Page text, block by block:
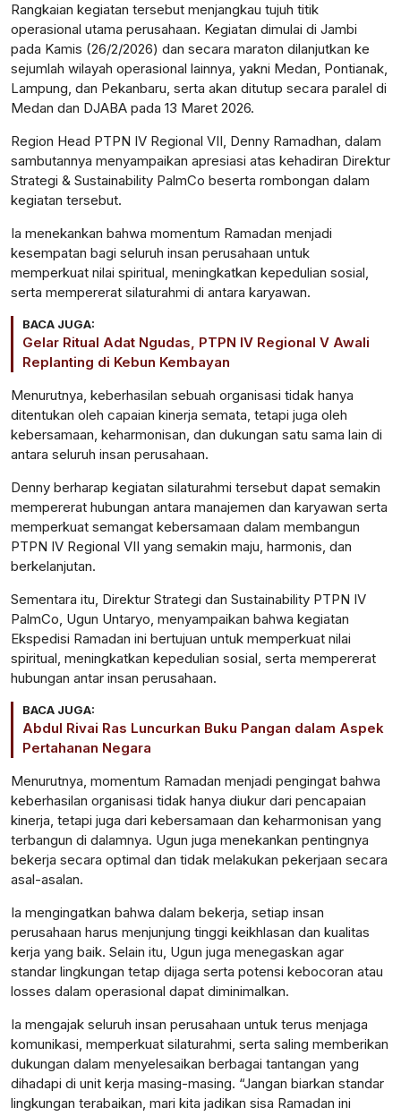
Rangkaian kegiatan tersebut menjangkau tujuh titik
operasional utama perusahaan. Kegiatan dimulai di Jambi
pada Kamis (26/2/2026) dan secara maraton dilanjutkan ke
sejumlah wilayah operasional lainnya, yakni Medan, Pontianak,
Lampung, dan Pekanbaru, serta akan ditutup secara paralel di
Medan dan DJABA pada 13 Maret 2026.
Region Head PTPN IV Regional VII, Denny Ramadhan, dalam
sambutannya menyampaikan apresiasi atas kehadiran Direktur
Strategi & Sustainability PalmCo beserta rombongan dalam
kegiatan tersebut.
Ia menekankan bahwa momentum Ramadan menjadi
kesempatan bagi seluruh insan perusahaan untuk
memperkuat nilai spiritual, meningkatkan kepedulian sosial,
serta mempererat silaturahmi di antara karyawan.
BACA JUGA:
Gelar Ritual Adat Ngudas, PTPN IV Regional V Awali
Replanting di Kebun Kembayan
Menurutnya, keberhasilan sebuah organisasi tidak hanya
ditentukan oleh capaian kinerja semata, tetapi juga oleh
kebersamaan, keharmonisan, dan dukungan satu sama lain di
antara seluruh insan perusahaan.
Denny berharap kegiatan silaturahmi tersebut dapat semakin
mempererat hubungan antara manajemen dan karyawan serta
memperkuat semangat kebersamaan dalam membangun
PTPN IV Regional VII yang semakin maju, harmonis, dan
berkelanjutan.
Sementara itu, Direktur Strategi dan Sustainability PTPN IV
PalmCo, Ugun Untaryo, menyampaikan bahwa kegiatan
Ekspedisi Ramadan ini bertujuan untuk memperkuat nilai
spiritual, meningkatkan kepedulian sosial, serta mempererat
hubungan antar insan perusahaan.
BACA JUGA:
Abdul Rivai Ras Luncurkan Buku Pangan dalam Aspek
Pertahanan Negara
Menurutnya, momentum Ramadan menjadi pengingat bahwa
keberhasilan organisasi tidak hanya diukur dari pencapaian
kinerja, tetapi juga dari kebersamaan dan keharmonisan yang
terbangun di dalamnya. Ugun juga menekankan pentingnya
bekerja secara optimal dan tidak melakukan pekerjaan secara
asal-asalan.
Ia mengingatkan bahwa dalam bekerja, setiap insan
perusahaan harus menjunjung tinggi keikhlasan dan kualitas
kerja yang baik. Selain itu, Ugun juga menegaskan agar
standar lingkungan tetap dijaga serta potensi kebocoran atau
losses dalam operasional dapat diminimalkan.
Ia mengajak seluruh insan perusahaan untuk terus menjaga
komunikasi, memperkuat silaturahmi, serta saling memberikan
dukungan dalam menyelesaikan berbagai tantangan yang
dihadapi di unit kerja masing-masing. “Jangan biarkan standar
lingkungan terabaikan, mari kita jadikan sisa Ramadan ini